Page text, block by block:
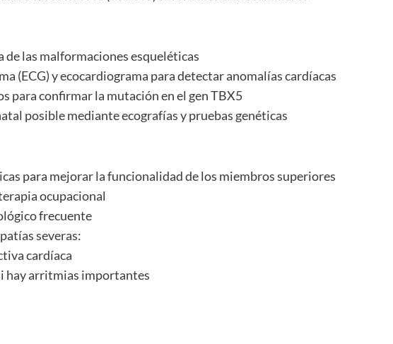
de las malformaciones esqueléticas
(ECG) y ecocardiograma para detectar anomalías cardíacas
para confirmar la mutación en el gen TBX5
posible mediante ecografías y pruebas genéticas
para mejorar la funcionalidad de los miembros superiores
ocupacional
frecuente
severas:
cardíaca
hay arritmias importantes